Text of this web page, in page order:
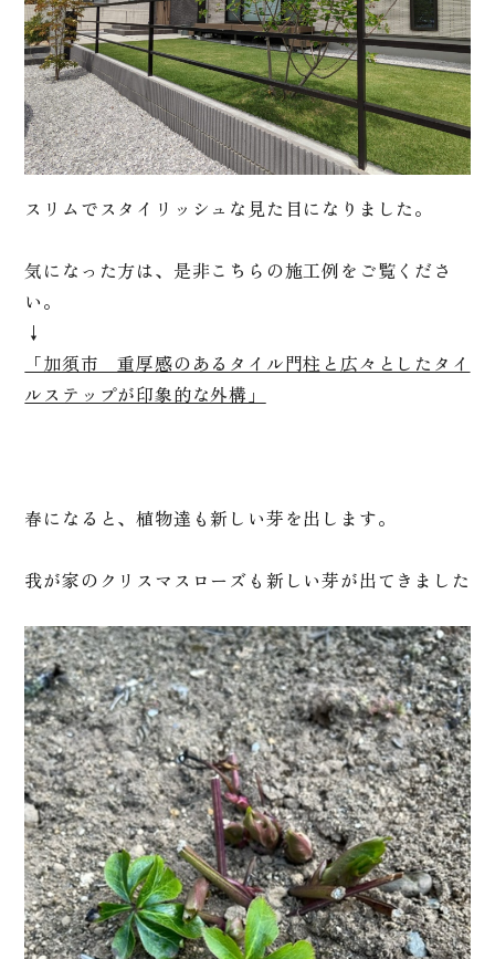
スリムでスタイリッシュな見た目になりました。
気になった方は、是非こちらの施工例をご覧くださ
い。
↓
「加須市 重厚感のあるタイル門柱と広々としたタイ
ルステップが印象的な外構」
春になると、植物達も新しい芽を出します。
我が家のクリスマスローズも新しい芽が出てきました